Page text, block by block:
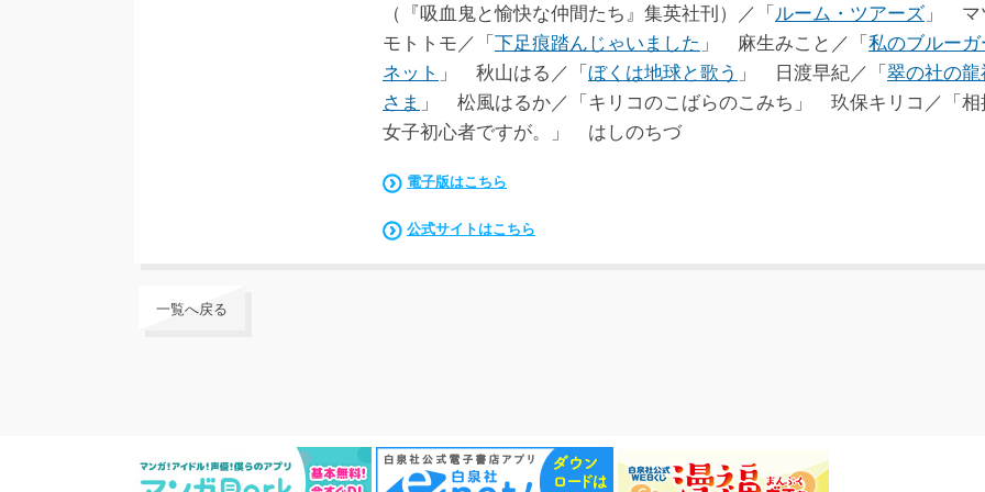
（『吸血鬼と愉快な仲間たち』集英社刊）／「 ルーム・ツアーズ 」 マ
モトトモ／「 下足痕踏んじゃいました 」 麻生みこと／「 私のブルーガ
ネット 」 秋山はる／「 ぼくは地球と歌う 」 日渡早紀／「 翠の社の龍
さま 」 松風はるか／「キリコのこばらのこみち」 玖保キリコ／「相
女子初心者ですが。」 はしのちづ
電子版はこちら
公式サイトはこちら
一覧へ戻る